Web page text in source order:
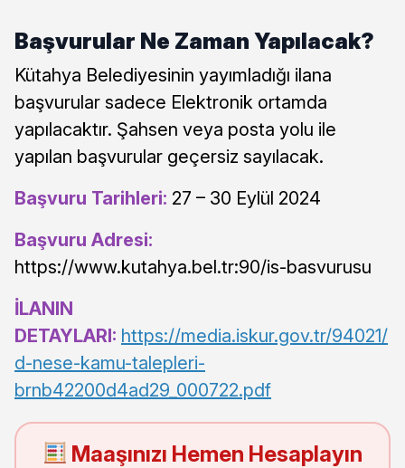
Başvurular Ne Zaman Yapılacak?
Kütahya Belediyesinin yayımladığı ilana
başvurular sadece Elektronik ortamda
yapılacaktır. Şahsen veya posta yolu ile
yapılan başvurular geçersiz sayılacak.
Başvuru Tarihleri: 27 – 30 Eylül 2024
Başvuru Adresi:
https://www.kutahya.bel.tr:90/is-basvurusu
İLANIN
DETAYLARI: https://media.iskur.gov.tr/94021/
d-nese-kamu-talepleri-
brnb42200d4ad29_000722.pdf
Maaşınızı Hemen Hesaplayın